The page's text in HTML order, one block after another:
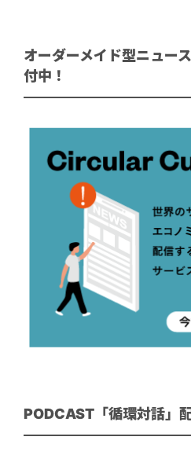
オーダーメイド型ニュー
付中！
PODCAST「循環対話」